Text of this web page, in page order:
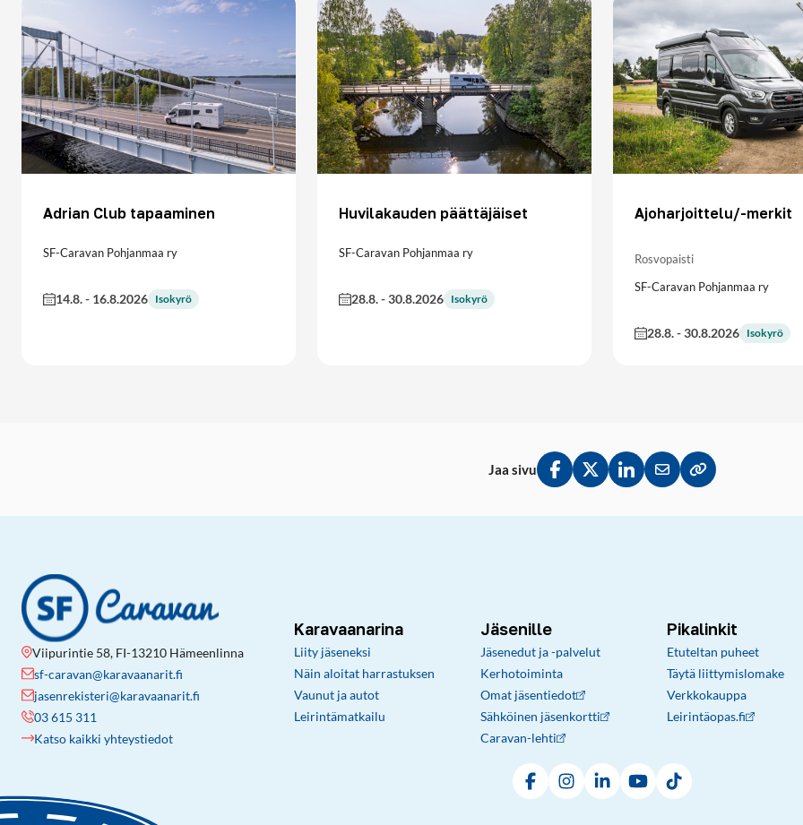
Adrian Club tapaaminen
SF-Caravan Pohjanmaa ry
14.8.- 16.8.2026 Isokyrö
Huvilakauden päättäjäiset
SF-Caravan Pohjanmaa ry
28.8.-30.8.2026 Isokyrö
Ajoharjoittelu/-merkit
Rosvopaisti
SF-Caravan Pohjanmaa ry
28.8.-30.8.2026 Isokyrö
Jaa sivu
Jaa Facebookissa
Jaa Twitterissä
Jaa LinkedInissä
Jaa sähköpostitse
Kopioi linkki
Viipurintie 58, FI-13210 Hämeenlinna
sf-caravan@karavaanarit.fi
jasenrekisteri@karavaanarit.fi
03 615 311
Katso kaikki yhteystiedot
Karavaanarina
Liity jäseneksi
Näin aloitat harrastuksen
Vaunut ja autot
Leirintämatkailu
Jäsenille
Jäsenedut ja -palvelut
Kerhotoiminta
Omat jäsentiedot
Sähköinen jäsenkortti
Caravan-lehti
Pikalinkit
Etuteltan puheet
Täytä liittymislomake
Verkkokauppa
Leirintäopas.fi
FacebookInstagramLinkedInYouTubeTikTok